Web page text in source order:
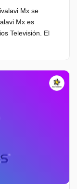
Mx se
Mx es
Televisión. El